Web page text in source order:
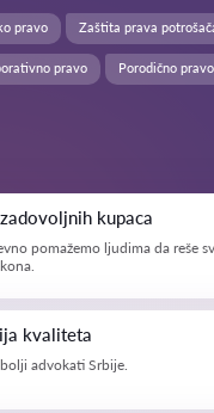
Porodično pravo
pravo Zaštita prava
pravo
kupaca
pomažemo ljudima da reše
kvaliteta
advokati Srbije.